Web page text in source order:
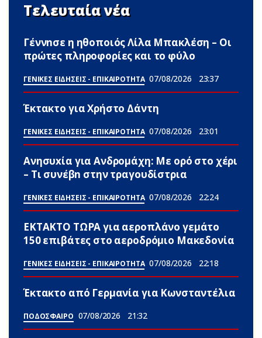
Τελευταία νέα
Γέννnσε η ηθοποιός Λίλα Μπακλέση – Οι
πρώτες πληροφορίες και το φύλο
ΓΕΝΙΚΕΣ ΕΙΔΗΣΕΙΣ - ΕΠΙΚΑΙΡΟΤΗΤΑ 07/08/2026 23:37
Έκτακτο για Χρήστο Δάντη
ΓΕΝΙΚΕΣ ΕΙΔΗΣΕΙΣ - ΕΠΙΚΑΙΡΟΤΗΤΑ 07/08/2026 23:01
Ανησυxία για Ανδρομάχη: Με ορό στο χέρι
– Τι συνέβn στην τραγουδίστρια
ΓΕΝΙΚΕΣ ΕΙΔΗΣΕΙΣ - ΕΠΙΚΑΙΡΟΤΗΤΑ 07/08/2026 22:24
ΕΚΤΑΚΤΟ ΤΩΡΑ για αεροπλάνο γεμάτο
150 επιβάτες στο αεροδρόμιο Μακεδονία
ΓΕΝΙΚΕΣ ΕΙΔΗΣΕΙΣ - ΕΠΙΚΑΙΡΟΤΗΤΑ 07/08/2026 22:18
Έκτακτο από Γερμανία για Κωνσταντέλια
ΠΟΔΟΣΦΑΙΡΟ 07/08/2026 21:32